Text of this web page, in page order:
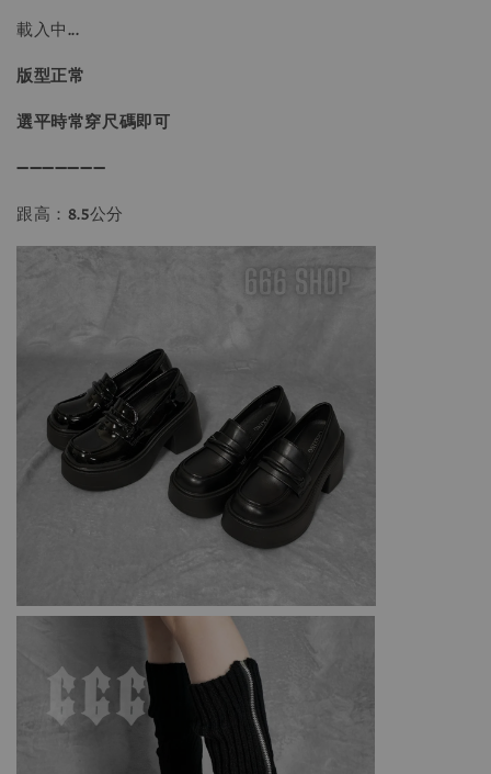
載入中...
版型正常
選平時常穿尺碼即可
➖➖➖➖➖➖➖
跟高：8.5公分